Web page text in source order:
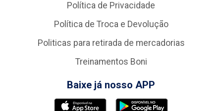
Política de Privacidade
Política de Troca e Devolução
Politicas para retirada de mercadorias
Treinamentos Boni
Baixe já nosso APP